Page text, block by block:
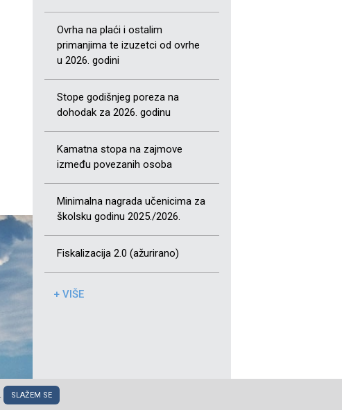
Ovrha na plaći i ostalim
primanjima te izuzetci od ovrhe
u 2026. godini
Stope godišnjeg poreza na
dohodak za 2026. godinu
Kamatna stopa na zajmove
između povezanih osoba
Minimalna nagrada učenicima za
školsku godinu 2025./2026.
Fiskalizacija 2.0 (ažurirano)
+ VIŠE
SLAŽEM SE